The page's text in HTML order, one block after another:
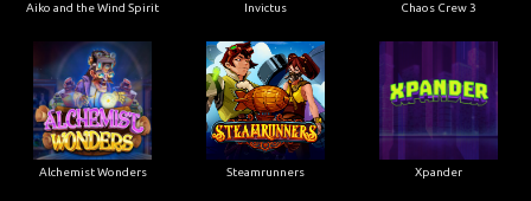
Aiko and the Wind Spirit Invictus Chaos Crew 3
Alchemist Wonders Steamrunners Xpander